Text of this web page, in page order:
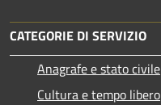
CATEGORIE DI SERVIZIO
Anagrafe e stato civile
Cultura e tempo libero